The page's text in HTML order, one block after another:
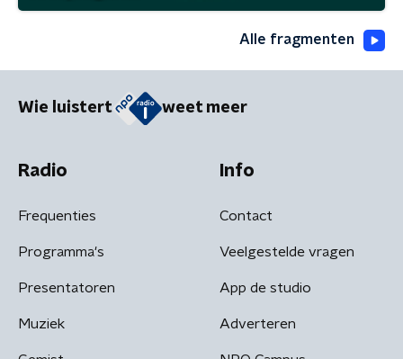
Alle fragmenten
Wie luistert weet meer
Radio
Frequenties
Programma's
Presentatoren
Muziek
Info
Contact
Veelgestelde vragen
App de studio
Adverteren